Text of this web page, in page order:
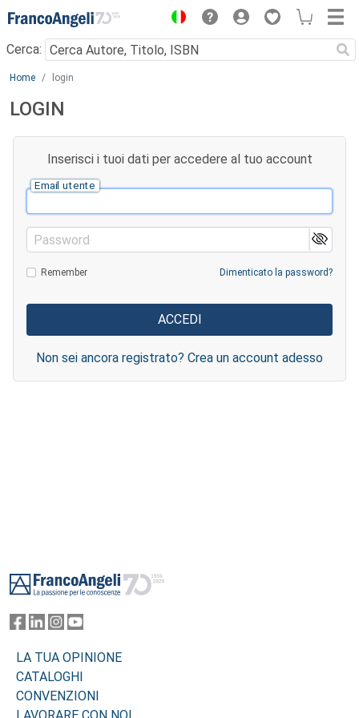
Menu
Cerca:
Main content
Home login
LOGIN
Inserisci i tuoi dati per accedere al tuo account
Email utente
Password
Remember Dimenticato la password?
Non sei ancora registrato? Crea un account adesso
LA TUA OPINIONE
CATALOGHI
CONVENZIONI